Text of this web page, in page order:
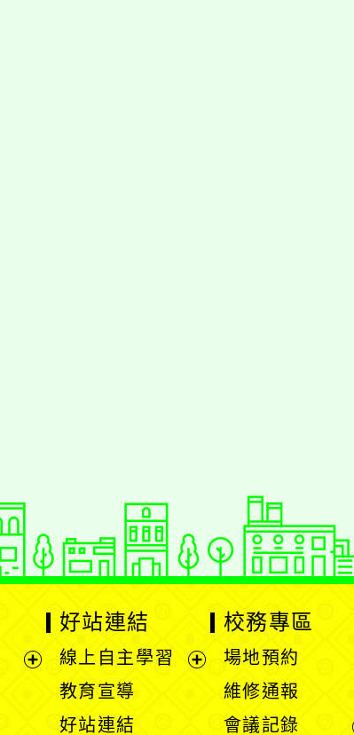
好站連結
線上自主學習
教育宣導
好站連結
校務專區
場地預約
維修通報
會議記錄